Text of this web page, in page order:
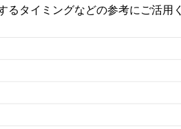
るタイミングなどの参考にご活用